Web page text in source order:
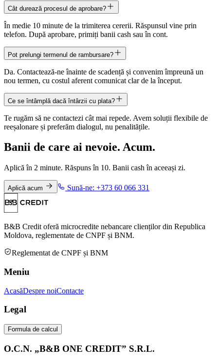
Cât durează procesul de aprobare?
În medie 10 minute de la trimiterea cererii. Răspunsul vine prin
telefon. După aprobare, primiți banii cash sau în cont.
Pot prelungi termenul de rambursare?
Da. Contactează-ne înainte de scadență și convenim împreună un
nou termen, cu costul aferent comunicat clar de la început.
Ce se întâmplă dacă întârzii cu plata?
Te rugăm să ne contactezi cât mai repede. Avem soluții flexibile de
reeșalonare și preferăm dialogul, nu penalitățile.
Banii de care ai nevoie. Acum.
Aplică în 2 minute. Răspuns în 10. Banii cash în aceeași zi.
Aplică acum Sună-ne: +373 60 066 331
B&B Credit oferă microcredite nebancare clienților din Republica
Moldova, reglementate de CNPF și BNM.
Reglementat de CNPF și BNM
Meniu
AcasăDespre noiContacte
Legal
Formula de calcul
O.C.N. „B&B ONE CREDIT” S.R.L.